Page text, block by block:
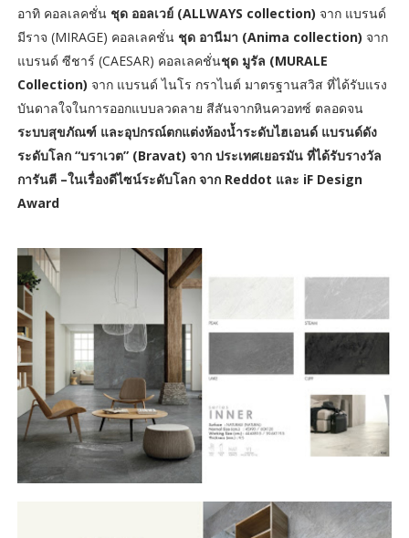
อาทิ คอลเลคชั่น ชุด ออลเวย์ (ALLWAYS collection) จาก แบรนด์
มีราจ (MIRAGE) คอลเลคชั่น ชุด อานีมา (Anima collection) จาก
แบรนด์ ซีชาร์ (CAESAR) คอลเลคชั่นชุด มูรัล (MURALE
Collection) จาก แบรนด์ ไนโร กราไนต์ มาตรฐานสวิส ที่ได้รับแรง
บันดาลใจในการออกแบบลวดลาย สีสันจากหินควอทซ์ ตลอดจน
ระบบสุขภัณฑ์ และอุปกรณ์ตกแต่งห้องน้ำระดับไฮเอนด์ แบรนด์ดัง
ระดับโลก “บราเวต” (Bravat) จาก ประเทศเยอรมัน ที่ได้รับรางวัล
การันตี –ในเรื่องดีไซน์ระดับโลก จาก Reddot และ iF Design
Award